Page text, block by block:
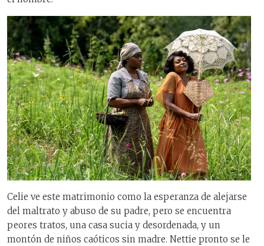
Celie ve este matrimonio como la esperanza de alejarse
del maltrato y abuso de su padre, pero se encuentra
peores tratos, una casa sucia y desordenada, y un
montón de niños caóticos sin madre. Nettie pronto se le